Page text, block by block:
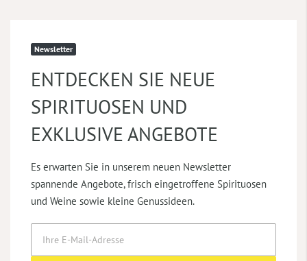
Newsletter
ENTDECKEN SIE NEUE
SPIRITUOSEN UND
EXKLUSIVE ANGEBOTE
Es erwarten Sie in unserem neuen Newsletter
spannende Angebote, frisch eingetroffene Spirituosen
und Weine sowie kleine Genussideen.